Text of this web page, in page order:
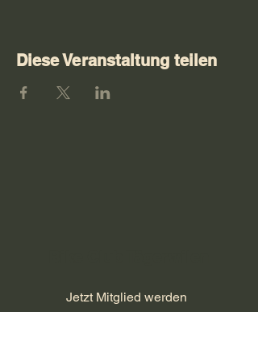
Diese Veranstaltung teilen
Jetzt Mitglied werden